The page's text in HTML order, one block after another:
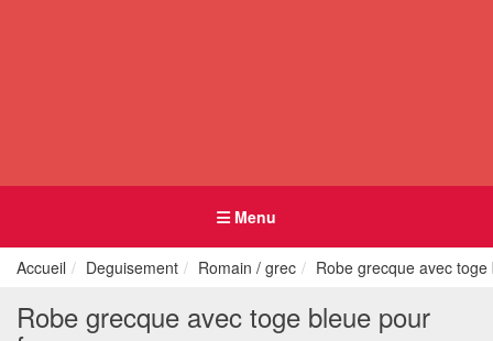
Menu
Accueil Deguisement Romain / grec Robe grecque avec
Robe grecque avec toge bleue pour